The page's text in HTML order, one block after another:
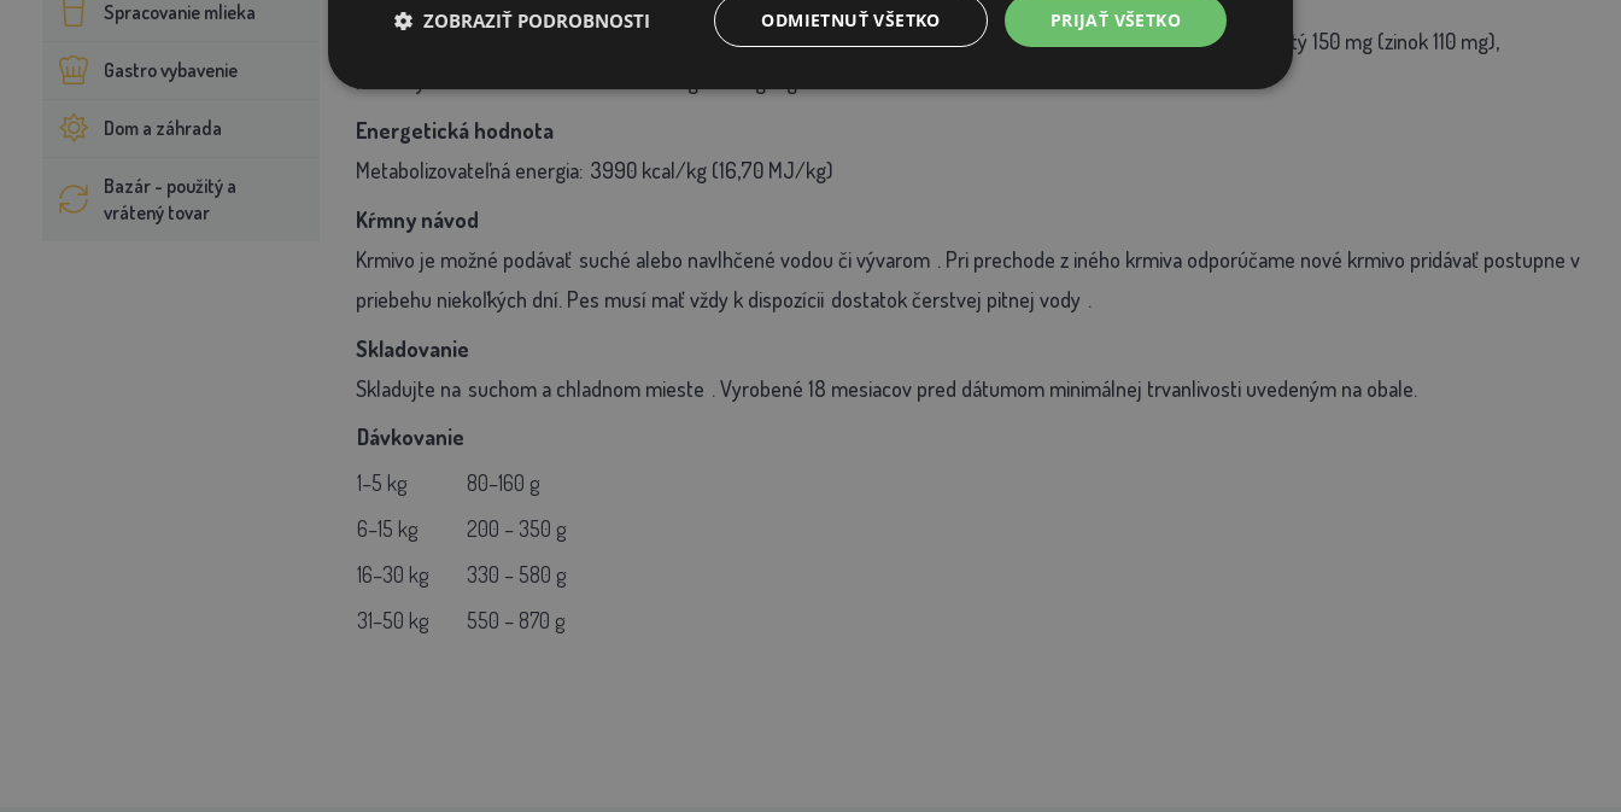
Spracovanie mlieka
Gastro vybavenie
Dom a záhrada
Bazár - použitý a
vrátený tovar
Vitamín A 15 000 IU/kg, vitamín D3 950 IU/kg, vitamín E 100 mg/kg (all-rac-alfa-tokoferylacetát), oxid zinočnatý 150 mg (zinok 110 mg),
Energetická hodnota
Metabolizovateľná energia: 3990 kcal/kg (16,70 MJ/kg)
Kŕmny návod
Krmivo je možné podávať suché alebo navlhčené vodou či vývarom . Pri prechode z iného krmiva odporúčame nové krmivo pridávať postupne v
priebehu niekoľkých dní. Pes musí mať vždy k dispozícii dostatok čerstvej pitnej vody .
Skladovanie
Skladujte na suchom a chladnom mieste . Vyrobené 18 mesiacov pred dátumom minimálnej trvanlivosti uvedeným na obale.
Dávkovanie
1–5 kg
80–160 g
6–15 kg
200 – 350 g
16–30 kg
330 – 580 g
31–50 kg
550 – 870 g
PRIJAŤ VŠETKO
ODMIETNUŤ VŠETKO
ZOBRAZIŤ PODROBNOSTI